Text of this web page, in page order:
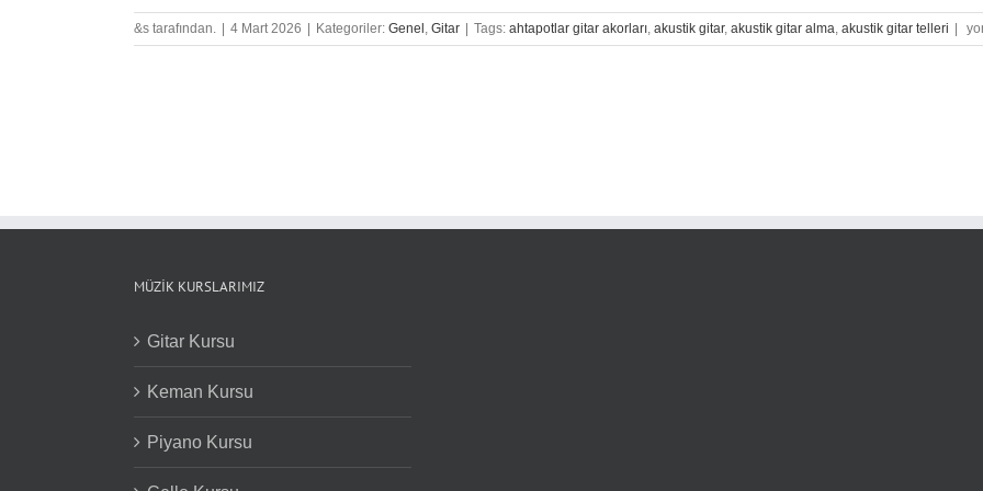
&s tarafından. 4 Mart 2026 Kategoriler: Genel , Gitar Tags: ahtapotlar gitar akorları, akustik gitar, akustik gitar alma, akustik gitar telleri
MÜZIK KURSLARIMIZ
Gitar Kursu
Keman Kursu
Piyano Kursu